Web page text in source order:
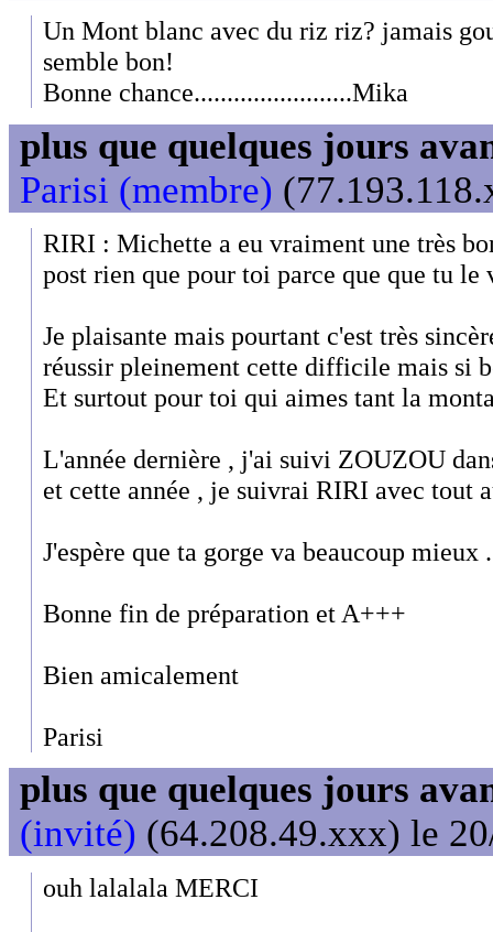
Un Mont blanc avec du riz riz? jamais
semble bon!
Bonne chance........................Mika
plus que quelques jours
Parisi (membre)
RIRI : Michette a eu vraiment une très
post rien que pour toi parce que que tu
Je plaisante mais pourtant c'est très
réussir pleinement cette difficile mais si
Et surtout pour toi qui aimes tant la
L'année dernière , j'ai suivi ZOUZOU
et cette année , je suivrai RIRI avec tout
J'espère que ta gorge va beaucoup mieux
Bonne fin de préparation et A+++
Bien amicalement
Parisi
plus que quelques jours
(invité) (64.208.49.xxx) le
ouh lalalala MERCI